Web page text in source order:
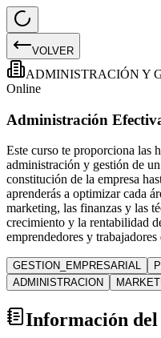
VOLVER
ADMINISTRACIÓN Y
Online
Administración
Este curso te proporciona las
administración y gestión de
constitución de la empresa
aprenderás a optimizar cada
marketing, las finanzas y las
crecimiento y la rentabilidad
emprendedores y
GESTION_EMPRESARIAL
ADMINISTRACION
Información del